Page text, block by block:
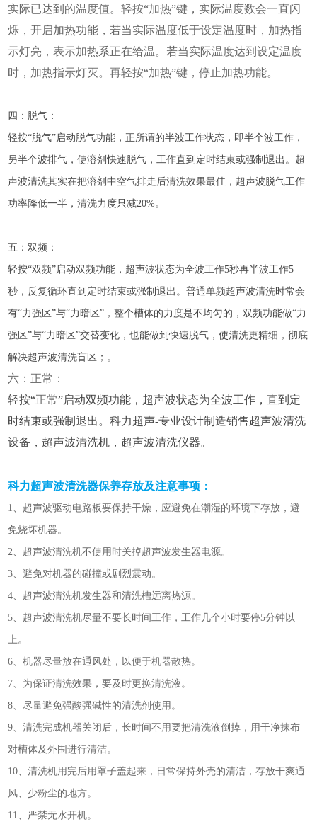
实际已达到的温度值。轻按“加热”键，实际温度数会一直闪
烁，开启加热功能，若当实际温度低于设定温度时，加热指
示灯亮，表示加热系正在给温。若当实际温度达到设定温度
时，加热指示灯灭。再轻按“加热”键，停止加热功能。
四：脱气：
轻按“脱气”启动脱气功能，正所谓的半波工作状态，即半个波工作，
另半个波排气，使溶剂快速脱气，工作直到定时结束或强制退出。超
声波清洗其实在把溶剂中空气排走后清洗效果最佳，超声波脱气工作
功率降低一半，清洗力度只减20%。
五：双频：
轻按“双频”启动双频功能，超声波状态为全波工作5秒再半波工作5
秒，反复循环直到定时结束或强制退出。普通单频超声波清洗时常会
有“力强区”与“力暗区”，整个槽体的力度是不均匀的，双频功能做“力
强区”与“力暗区”交替变化，也能做到快速脱气，使清洗更精细，彻底
解决超声波清洗盲区；。
六：正常：
轻按“正常”启动双频功能，超声波状态为全波工作，直到定
时结束或强制退出。科力超声-专业设计制造销售超声波清洗
设备，超声波清洗机，超声波清洗仪器。
科力超声波清洗器保养存放及注意事项：
1、超声波驱动电路板要保持干燥，应避免在潮湿的环境下存放，避
免烧坏机器。
2、超声波清洗机不使用时关掉超声波发生器电源。
3、避免对机器的碰撞或剧烈震动。
4、超声波清洗机发生器和清洗槽远离热源。
5、超声波清洗机尽量不要长时间工作，工作几个小时要停5分钟以
上。
6、机器尽量放在通风处，以便于机器散热。
7、为保证清洗效果，要及时更换清洗液。
8、尽量避免强酸强碱性的清洗剂使用。
9、清洗完成机器关闭后，长时间不用要把清洗液倒掉，用干净抹布
对槽体及外围进行清洁。
10、清洗机用完后用罩子盖起来，日常保持外壳的清洁，存放干爽通
风、少粉尘的地方。
11、严禁无水开机。